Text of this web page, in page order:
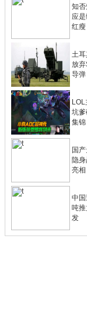
知
应
红瘦
土
放
导弹
坑
集锦
国
隐
亮相
中
吨
发